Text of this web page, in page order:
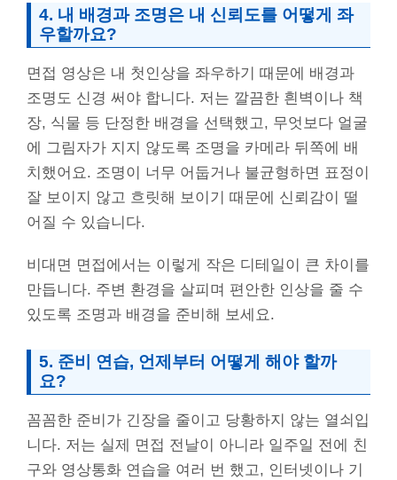
4. 내 배경과 조명은 내 신뢰도를 어떻게 좌
우할까요?
면접 영상은 내 첫인상을 좌우하기 때문에 배경과
조명도 신경 써야 합니다. 저는 깔끔한 흰벽이나 책
장, 식물 등 단정한 배경을 선택했고, 무엇보다 얼굴
에 그림자가 지지 않도록 조명을 카메라 뒤쪽에 배
치했어요. 조명이 너무 어둡거나 불균형하면 표정이
잘 보이지 않고 흐릿해 보이기 때문에 신뢰감이 떨
어질 수 있습니다.
비대면 면접에서는 이렇게 작은 디테일이 큰 차이를
만듭니다. 주변 환경을 살피며 편안한 인상을 줄 수
있도록 조명과 배경을 준비해 보세요.
5. 준비 연습, 언제부터 어떻게 해야 할까
요?
꼼꼼한 준비가 긴장을 줄이고 당황하지 않는 열쇠입
니다. 저는 실제 면접 전날이 아니라 일주일 전에 친
구와 영상통화 연습을 여러 번 했고, 인터넷이나 기